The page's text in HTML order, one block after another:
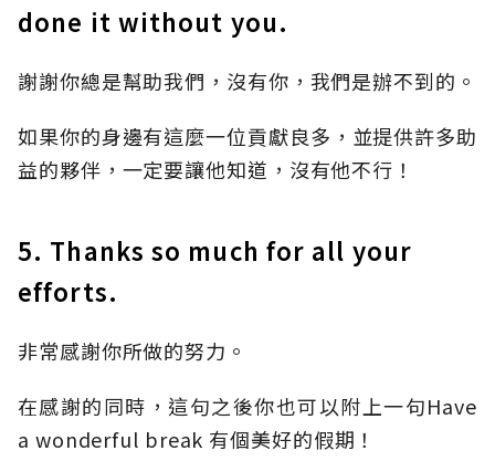
done it without you.
謝謝你總是幫助我們，沒有你，我們是辦不到的。
如果你的身邊有這麼一位貢獻良多，並提供許多助
益的夥伴，一定要讓他知道，沒有他不行！
5. Thanks so much for all your
efforts.
非常感謝你所做的努力。
在感謝的同時，這句之後你也可以附上一句Have
a wonderful break 有個美好的假期！